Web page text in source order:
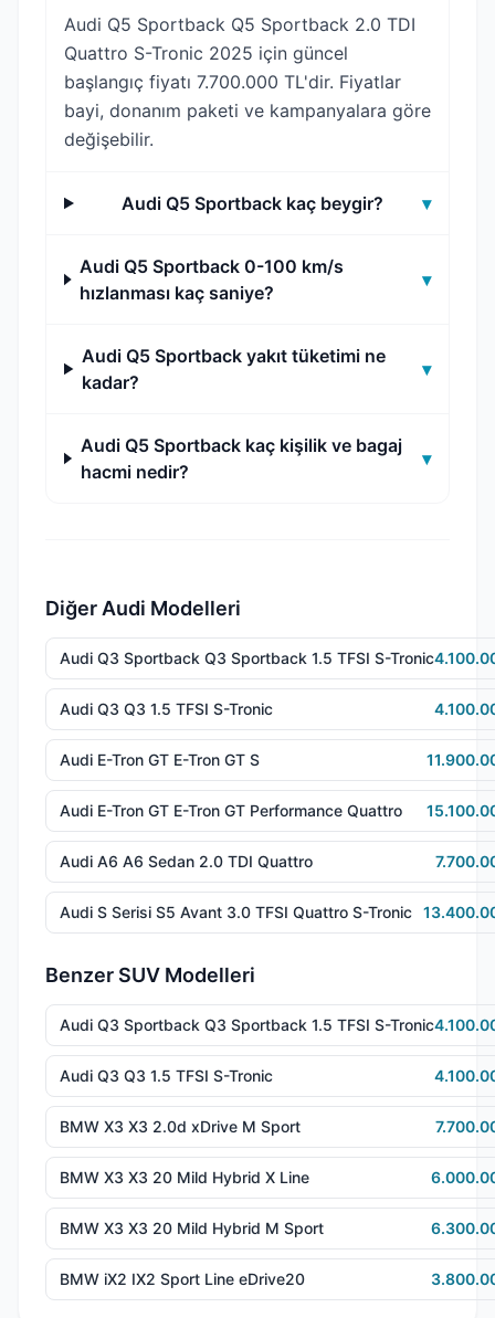
Audi Q5 Sportback Q5 Sportback 2.0 TDI
Quattro S-Tronic 2025 için güncel
başlangıç fiyatı 7.700.000 TL'dir. Fiyatlar
bayi, donanım paketi ve kampanyalara göre
değişebilir.
Audi Q5 Sportback kaç beygir? ▾
Audi Q5 Sportback 0-100 km/s
hızlanması kaç saniye?
▾
Audi Q5 Sportback yakıt tüketimi ne
kadar?
▾
Audi Q5 Sportback kaç kişilik ve bagaj
hacmi nedir?
▾
Diğer Audi Modelleri
Audi Q3 Sportback Q3 Sportback 1.5 TFSI S-Tronic
Audi Q3 Q3 1.5 TFSI S-Tronic
Audi E-Tron GT E-Tron GT S
Audi E-Tron GT E-Tron GT Performance Quattro
Audi A6 A6 Sedan 2.0 TDI Quattro
Audi S Serisi S5 Avant 3.0 TFSI Quattro S-Tronic
Benzer SUV Modelleri
Audi Q3 Sportback Q3 Sportback 1.5 TFSI S-Tronic
Audi Q3 Q3 1.5 TFSI S-Tronic
BMW X3 X3 2.0d xDrive M Sport
BMW X3 X3 20 Mild Hybrid X Line
BMW X3 X3 20 Mild Hybrid M Sport
BMW iX2 IX2 Sport Line eDrive20